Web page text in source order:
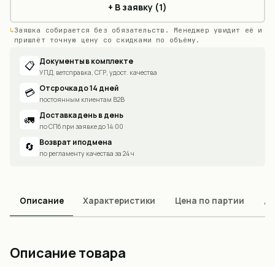
+ В заявку (1)
Заявка собирается без обязательств. Менеджер увидит её и
пришлёт точную цену со скидками по объёму.
📋 Документы в комплекте
УПД, ветсправка, СГР, удост. качества
💳 Отсрочка до 14 дней
постоянным клиентам B2B
🚛 Доставка день в день
по СПб при заявке до 14:00
🔄 Возврат и подмена
по регламенту качества за 24 ч
Описание Характеристики Цена по партии
Описание товара